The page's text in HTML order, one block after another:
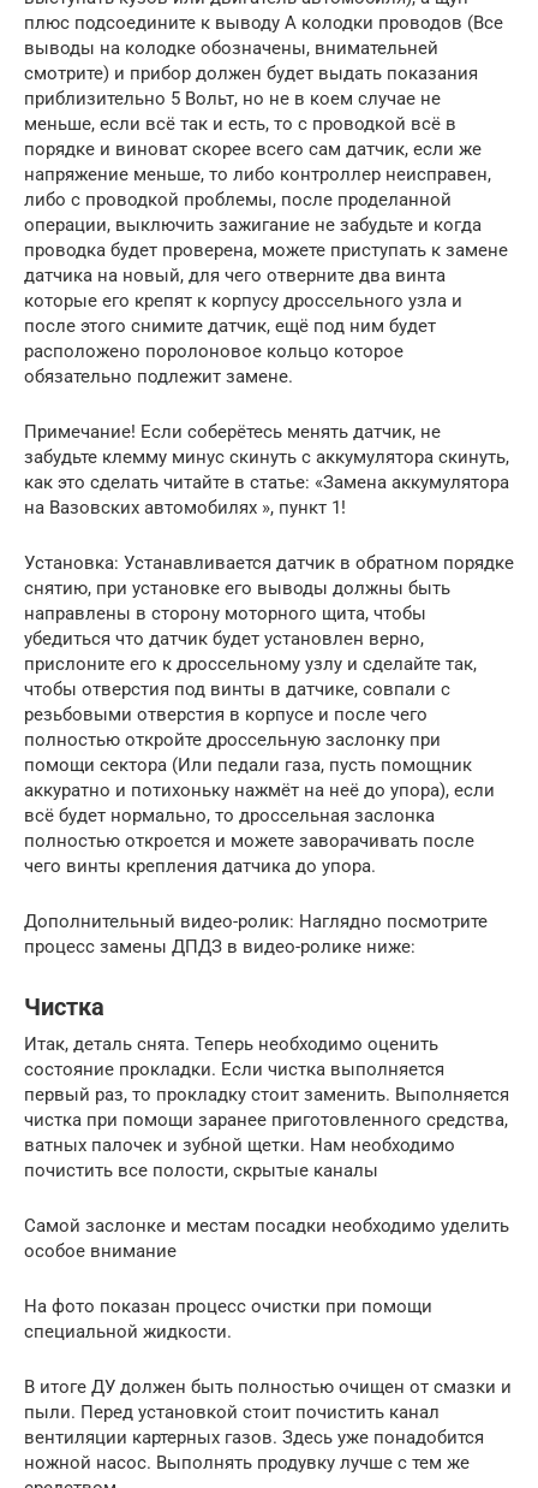
плюс подсоедините к выводу А колодки проводов (Все
выводы на колодке обозначены, внимательней
смотрите) и прибор должен будет выдать показания
приблизительно 5 Вольт, но не в коем случае не
меньше, если всё так и есть, то с проводкой всё в
порядке и виноват скорее всего сам датчик, если же
напряжение меньше, то либо контроллер неисправен,
либо с проводкой проблемы, после проделанной
операции, выключить зажигание не забудьте и когда
проводка будет проверена, можете приступать к замене
датчика на новый, для чего отверните два винта
которые его крепят к корпусу дроссельного узла и
после этого снимите датчик, ещё под ним будет
расположено поролоновое кольцо которое
обязательно подлежит замене.
Примечание! Если соберётесь менять датчик, не
забудьте клемму минус скинуть с аккумулятора скинуть,
как это сделать читайте в статье: «Замена аккумулятора
на Вазовских автомобилях », пункт 1!
Установка: Устанавливается датчик в обратном порядке
снятию, при установке его выводы должны быть
направлены в сторону моторного щита, чтобы
убедиться что датчик будет установлен верно,
прислоните его к дроссельному узлу и сделайте так,
чтобы отверстия под винты в датчике, совпали с
резьбовыми отверстия в корпусе и после чего
полностью откройте дроссельную заслонку при
помощи сектора (Или педали газа, пусть помощник
аккуратно и потихоньку нажмёт на неё до упора), если
всё будет нормально, то дроссельная заслонка
полностью откроется и можете заворачивать после
чего винты крепления датчика до упора.
Дополнительный видео-ролик: Наглядно посмотрите
процесс замены ДПДЗ в видео-ролике ниже:
Чистка
Итак, деталь снята. Теперь необходимо оценить
состояние прокладки. Если чистка выполняется
первый раз, то прокладку стоит заменить. Выполняется
чистка при помощи заранее приготовленного средства,
ватных палочек и зубной щетки. Нам необходимо
почистить все полости, скрытые каналы
Самой заслонке и местам посадки необходимо уделить
особое внимание
На фото показан процесс очистки при помощи
специальной жидкости.
В итоге ДУ должен быть полностью очищен от смазки и
пыли. Перед установкой стоит почистить канал
вентиляции картерных газов. Здесь уже понадобится
ножной насос. Выполнять продувку лучше с тем же